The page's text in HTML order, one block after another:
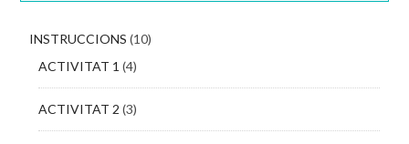
INSTRUCCIONS (10)
ACTIVITAT 1 (4)
ACTIVITAT 2 (3)